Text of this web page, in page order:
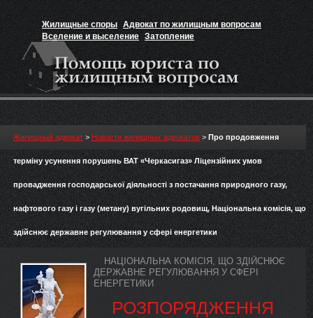
Жилищные споры Адвокат по жилищным вопросам
Вселение и выселение Затопление
Признание прав на жильё
Жилищный адвокат > Новости жилищных адвокатов > Про продовження
терміну усунення порушень ВАТ «Черкасигаз» Ліцензійних умов
провадження господарської діяльності з постачання природного газу,
нафтового газу і газу (метану) вугільних родовищ, Національна комісія, що
здійснює державне регулювання у сфері енергетики
НАЦІОНАЛЬНА КОМІСІЯ, ЩО ЗДІЙСНЮЄ
ДЕРЖАВНЕ РЕГУЛЮВАННЯ У СФЕРІ
ЕНЕРГЕТИКИ
РОЗПОРЯДЖЕННЯ